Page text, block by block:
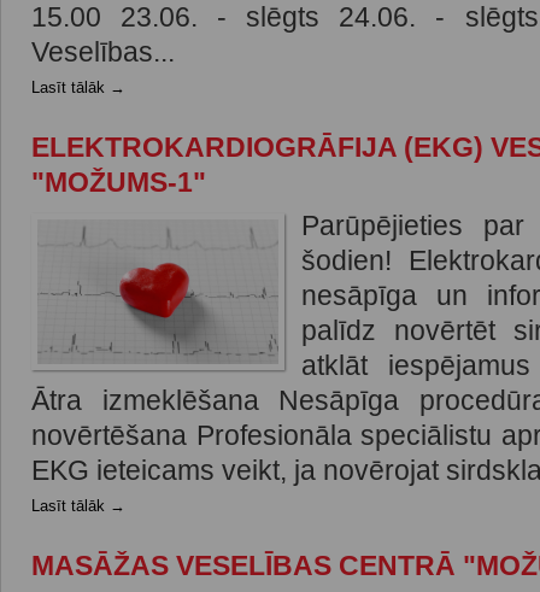
15.00 23.06. - slēgts 24.06. -
Veselības...
Lasīt tālāk →
ELEKTROKARDIOGRĀFIJA (EKG)
"MOŽUMS-1"
Parūpējieties
šodien!
nesāpīga un
palīdz novērtēt
atklāt
Ātra izmeklēšana Nesāpīga
novērtēšana Profesionāla speciālistu
EKG ieteicams veikt, ja novērojat
Lasīt tālāk →
MASĀŽAS VESELĪBAS CENTRĀ